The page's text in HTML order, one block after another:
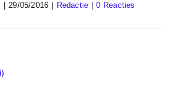
29/05/2016 Redactie
0 Reacties